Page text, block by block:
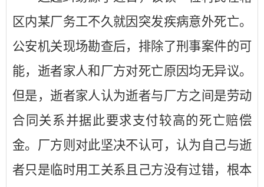
区内某厂务工不久就因突发疾病意外死亡。
公安机关现场勘查后，排除了刑事案件的可
能，逝者家人和厂方对死亡原因均无异议。
但是，逝者家人认为逝者与厂方之间是劳动
合同关系并据此要求支付较高的死亡赔偿
金。厂方则对此坚决不认可，认为自己与逝
者只是临时用工关系且己方没有过错，根本